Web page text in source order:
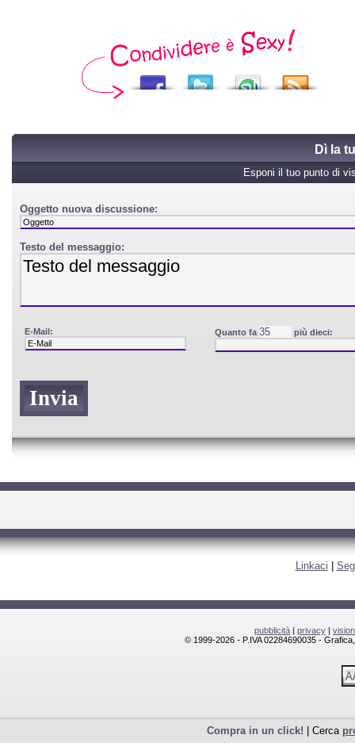
Dì la
Esponi il tuo punto di
Oggetto nuova discussione:
Testo del messaggio:
E-Mail: Quanto fa più dieci:
Linkaci
pubblicità | privacy |
© 1999-2026 - P.IVA 02284690035 -
Compra in un click! | Cerca